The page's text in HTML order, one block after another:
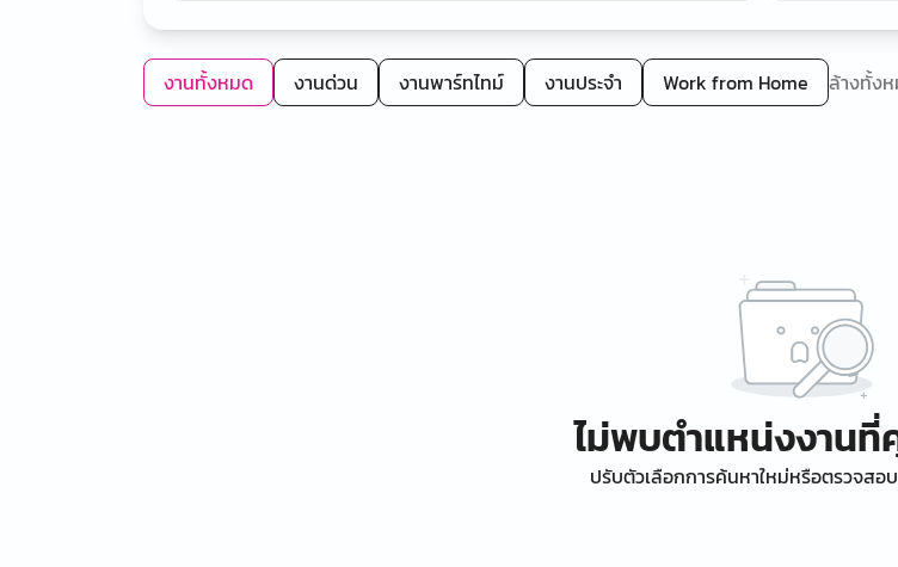
งานทั้งหมด งานด่วน งานพาร์ทไทม์ งานประจำ Work from Home ล้างทั้ง
ไม่พบตำแหน่งงาน
ปรับตัวเลือกการค้นหาใหม่หรือตรวจสอ